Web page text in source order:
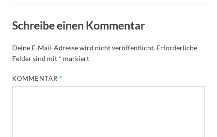
Schreibe einen Kommentar
Deine E-Mail-Adresse wird nicht veröffentlicht. Erforderliche
Felder sind mit * markiert
KOMMENTAR*